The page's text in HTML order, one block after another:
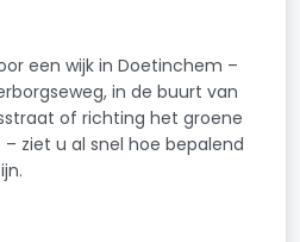
een wijk in Doetinchem –
in de buurt van
of richting het groene
ziet u al snel hoe bepalend